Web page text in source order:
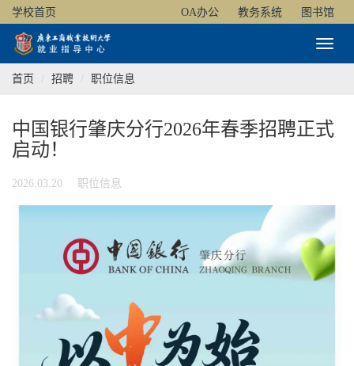
学校首页 OA办公 教务系统 图书馆
Toggle
首页
招聘 职位信息
中国银行肇庆分行2026年春季招聘正式
启动！
2026.03.20 职位信息